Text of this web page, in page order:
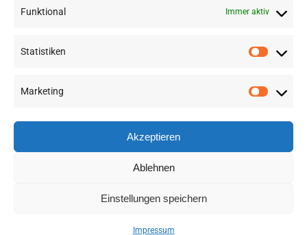
Funktional Immer aktiv
Statistiken
Marketing
Akzeptieren
Ablehnen
Einstellungen speichern
Impressum
©2026 RSA FG | Presse|AGB|